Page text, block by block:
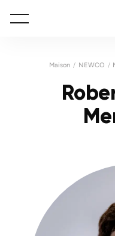
Maison NEWCO